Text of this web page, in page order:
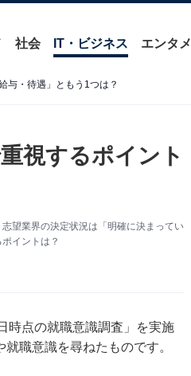
社会 IT・ビジネス エンタメ
与・待遇」ともう1つは？
視するポイント
望業界の決定状況は「明確に決まってい
イントは？
時点の就職意識調査」を実施
職意識を尋ねたものです。